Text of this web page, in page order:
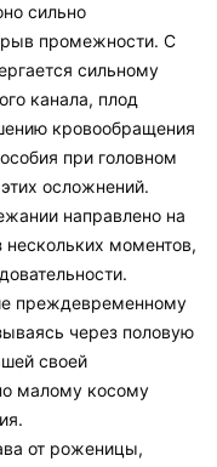
сильно
промежности. С
сильному
канала, плод
кровообращения
при головном
осложнений.
направлено на
моментов,
преждевременному
через половую
своей
малому косому
от роженицы,